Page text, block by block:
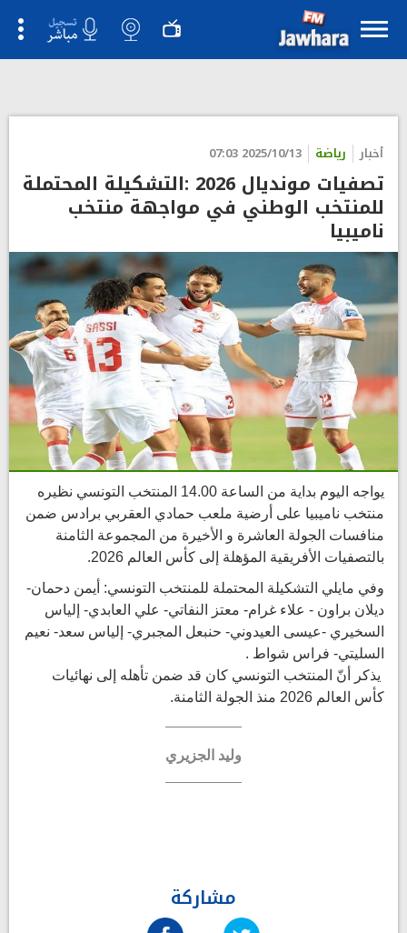
أخبار رياضة 2025/10/13 07:03
تصفيات مونديال 2026 :التشكيلة المحتملة
للمنتخب الوطني في مواجهة منتخب
ناميبيا
يواجه اليوم بداية من الساعة 14.00 المنتخب التونسي نظيره
منتخب ناميبيا على أرضية ملعب حمادي العقربي برادس ضمن
منافسات الجولة العاشرة و الأخيرة من المجموعة الثامنة
بالتصفيات الأفريقية المؤهلة إلى كأس العالم 2026.
وفي مايلي التشكيلة المحتملة للمنتخب التونسي: أيمن دحمان-
ديلان براون - علاء غرام- معتز النفاتي- علي العابدي- إلياس
السخيري -عيسى العيدوني- حنبعل المجبري- إلياس سعد- نعيم
السليتي- فراس شواط .
يذكر أنّ المنتخب التونسي كان قد ضمن تأهله إلى نهائيات
كأس العالم 2026 منذ الجولة الثامنة.
وليد الجزيري
مشاركة